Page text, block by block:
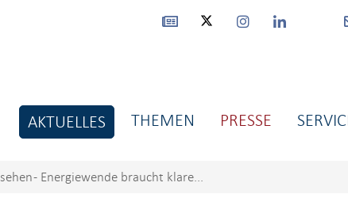
AKTUELLES THEMEN PRESSE
- Energiewende braucht klare...